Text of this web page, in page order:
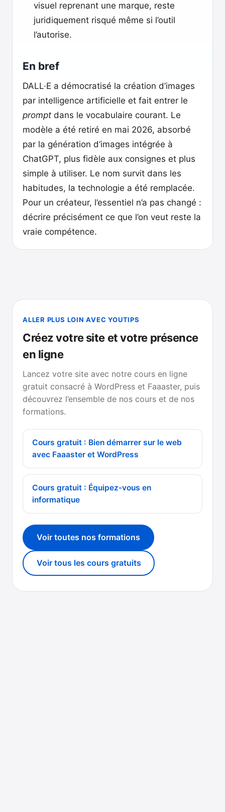
visuel reprenant une marque, reste
juridiquement risqué même si l’outil
l’autorise.
En bref
DALL·E a démocratisé la création d’images
par intelligence artificielle et fait entrer le
prompt dans le vocabulaire courant. Le
modèle a été retiré en mai 2026, absorbé
par la génération d’images intégrée à
ChatGPT, plus fidèle aux consignes et plus
simple à utiliser. Le nom survit dans les
habitudes, la technologie a été remplacée.
Pour un créateur, l’essentiel n’a pas changé :
décrire précisément ce que l’on veut reste la
vraie compétence.
ALLER PLUS LOIN AVEC YOUTIPS
Créez votre site et votre présence
en ligne
Lancez votre site avec notre cours en ligne
gratuit consacré à WordPress et Faaaster, puis
découvrez l’ensemble de nos cours et de nos
formations.
Cours gratuit : Bien démarrer sur le web
avec Faaaster et WordPress
Cours gratuit : Équipez-vous en
informatique
Voir toutes nos formations
Voir tous les cours gratuits